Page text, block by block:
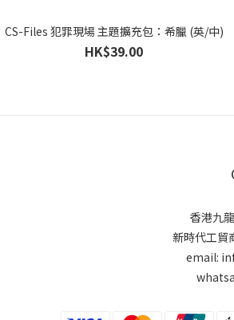
CS-Files 犯罪現場 主題擴充包：希臘 (英/中)
HK$39.00
香港九
新時代工貿
email: